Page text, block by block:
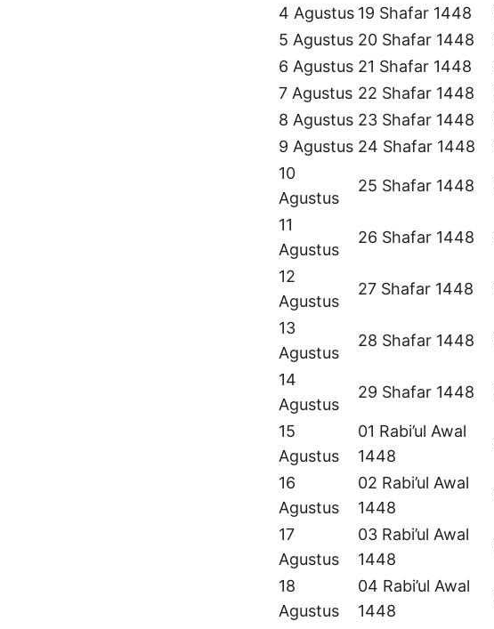
4 Agustus 19 Shafar 1448
5 Agustus 20 Shafar 1448
6 Agustus 21 Shafar 1448
7 Agustus 22 Shafar 1448
8 Agustus 23 Shafar 1448
9 Agustus 24 Shafar 1448
10
Agustus
25 Shafar 1448
11
Agustus
26 Shafar 1448
12
Agustus
27 Shafar 1448
13
Agustus
28 Shafar 1448
14
Agustus
29 Shafar 1448
15
Agustus
01 Rabi’ul Awal
1448
16
Agustus
02 Rabi’ul Awal
1448
17
Agustus
03 Rabi’ul Awal
1448
18
Agustus
04 Rabi’ul Awal
1448